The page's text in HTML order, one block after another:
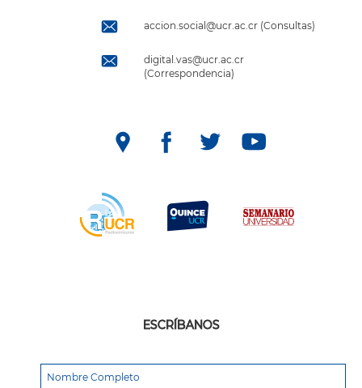
accion.social@ucr.ac.cr (Consultas)
digital.vas@ucr.ac.cr
(Correspondencia)
ESCRÍBANOS